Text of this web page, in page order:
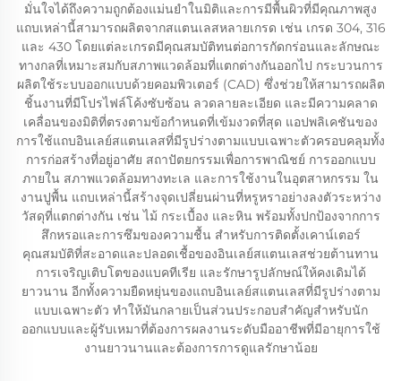
มั่นใจได้ถึงความถูกต้องแม่นยำในมิติและการมีพื้นผิวที่มีคุณภาพสูง
แถบเหล่านี้สามารถผลิตจากสแตนเลสหลายเกรด เช่น เกรด 304, 316
และ 430 โดยแต่ละเกรดมีคุณสมบัติทนต่อการกัดกร่อนและลักษณะ
ทางกลที่เหมาะสมกับสภาพแวดล้อมที่แตกต่างกันออกไป กระบวนการ
ผลิตใช้ระบบออกแบบด้วยคอมพิวเตอร์ (CAD) ซึ่งช่วยให้สามารถผลิต
ชิ้นงานที่มีโปรไฟล์โค้งซับซ้อน ลวดลายละเอียด และมีความคลาด
เคลื่อนของมิติที่ตรงตามข้อกำหนดที่เข้มงวดที่สุด แอปพลิเคชันของ
การใช้แถบอินเลย์สแตนเลสที่มีรูปร่างตามแบบเฉพาะตัวครอบคลุมทั้ง
การก่อสร้างที่อยู่อาศัย สถาปัตยกรรมเพื่อการพาณิชย์ การออกแบบ
ภายใน สภาพแวดล้อมทางทะเล และการใช้งานในอุตสาหกรรม ใน
งานปูพื้น แถบเหล่านี้สร้างจุดเปลี่ยนผ่านที่หรูหราอย่างลงตัวระหว่าง
วัสดุที่แตกต่างกัน เช่น ไม้ กระเบื้อง และหิน พร้อมทั้งปกป้องจากการ
สึกหรอและการซึมของความชื้น สำหรับการติดตั้งเคาน์เตอร์
คุณสมบัติที่สะอาดและปลอดเชื้อของอินเลย์สแตนเลสช่วยต้านทาน
การเจริญเติบโตของแบคทีเรีย และรักษารูปลักษณ์ให้คงเดิมได้
ยาวนาน อีกทั้งความยืดหยุ่นของแถบอินเลย์สแตนเลสที่มีรูปร่างตาม
แบบเฉพาะตัว ทำให้มันกลายเป็นส่วนประกอบสำคัญสำหรับนัก
ออกแบบและผู้รับเหมาที่ต้องการผลงานระดับมืออาชีพที่มีอายุการใช้
งานยาวนานและต้องการการดูแลรักษาน้อย